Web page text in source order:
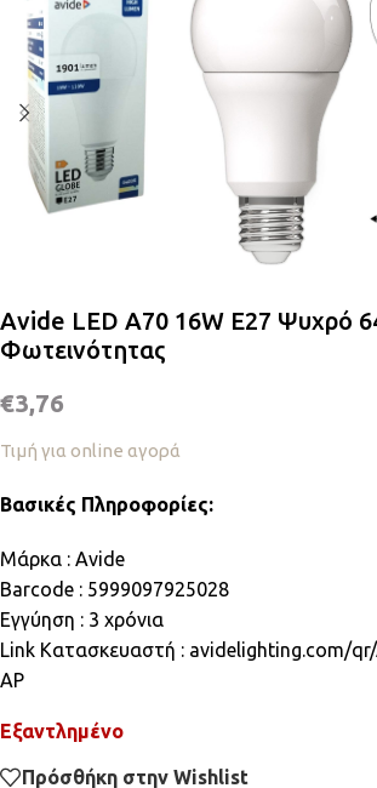
Avide LED A70 16W E27 Ψυχρό
Φωτεινότητας
€3,76
Τιμή για online αγορά
Βασικές Πληροφορίες:
Μάρκα : Avide
Barcode : 5999097925028
Εγγύηση : 3 χρόνια
Link Κατασκευαστή : avidelighting.com/
AP
Εξαντλημένο
Πρόσθήκη στην Wishlist